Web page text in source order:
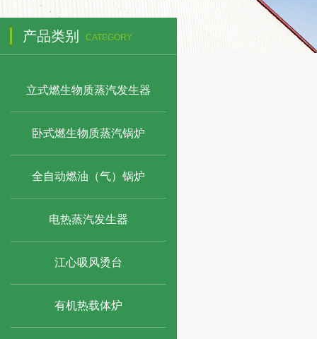
产品类别 CATEGORY
立式燃生物质蒸汽发生器
卧式燃生物质蒸汽锅炉
全自动燃油（气）锅炉
电热蒸汽发生器
江心吸风烫台
有机热载体炉